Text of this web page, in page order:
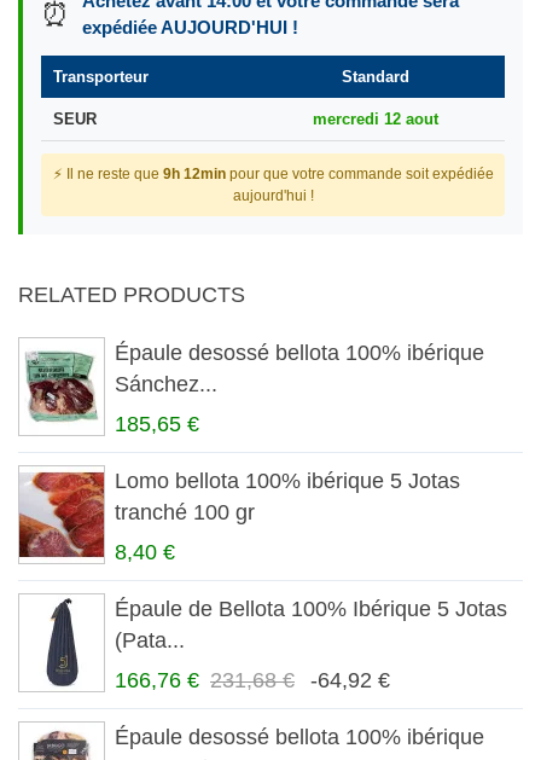
⏰
expédiée AUJOURD'HUI !
Transporteur Standard
SEUR mercredi 12 aout
⚡ Il ne reste que 9h 12minpour que votre commande soit expédiée
aujourd'hui !
RELATED PRODUCTS
Épaule desossé bellota 100% ibérique
Sánchez...
185,65 €
Lomo bellota 100% ibérique 5 Jotas
tranché 100 gr
8,40 €
Épaule de Bellota 100% Ibérique 5 Jotas
(Pata...
166,76 € 231,68 € -64,92 €
Épaule desossé bellota 100% ibérique